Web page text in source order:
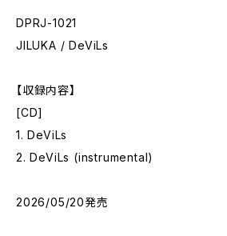
DPRJ-1021
JILUKA / DeViLs
【収録内容】
[CD]
1. DeViLs
2. DeViLs (instrumental)
2026/05/20発売